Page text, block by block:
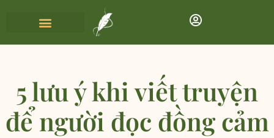
5 lưu ý khi viết truyện
để người đọc đồng cảm